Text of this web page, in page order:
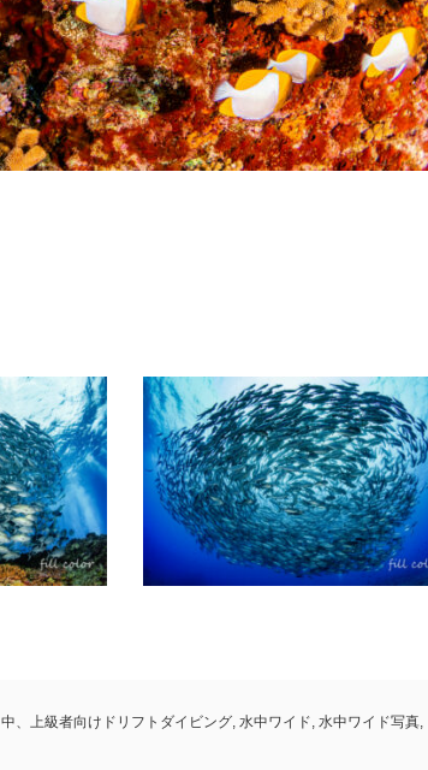
中、上級者向けドリフトダイビング 水中ワイド 水中ワイド写真